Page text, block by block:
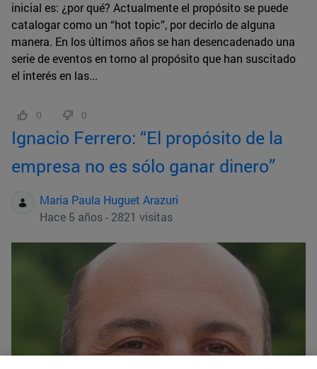
inicial es: ¿por qué? Actualmente el propósito se puede
catalogar como un “hot topic”, por decirlo de alguna
manera. En los últimos años se han desencadenado una
serie de eventos en torno al propósito que han suscitado
el interés en las...
0 0
Ignacio Ferrero: “El propósito de la
empresa no es sólo ganar dinero”
Maria Paula Huguet Arazuri
Hace 5 años - 2821 visitas